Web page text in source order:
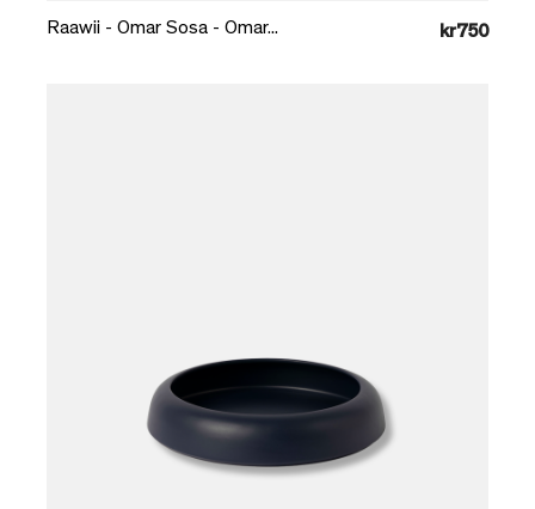
Raawii - Omar Sosa - Omar... kr750